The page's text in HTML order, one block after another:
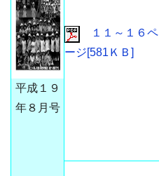
平成１９
年８月号
１１～１６ペ
ージ[581ＫＢ]